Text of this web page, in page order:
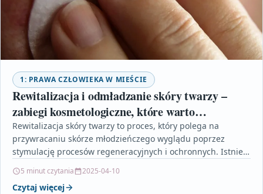
1: PRAWA CZŁOWIEKA W MIEŚCIE
Rewitalizacja i odmładzanie skóry twarzy –
zabiegi kosmetologiczne, które warto
wypróbować
Rewitalizacja skóry twarzy to proces, który polega na
przywracaniu skórze młodzieńczego wyglądu poprzez
stymulację procesów regeneracyjnych i ochronnych. Istnieje
5 minut czytania 2025-04-10
Czytaj więcej